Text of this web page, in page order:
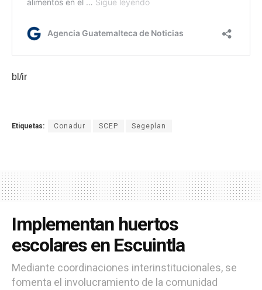
bl/ir
Etiquetas: Conadur SCEP Segeplan
Implementan huertos
escolares en Escuintla
Mediante coordinaciones interinstitucionales, se
fomenta el involucramiento de la comunidad